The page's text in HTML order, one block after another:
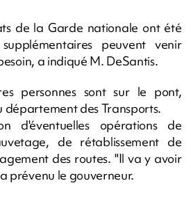
de la Garde nationale ont été
peuvent venir
a indiqué M. DeSantis.
personnes sont sur le pont,
département des Transports.
d'éventuelles opérations de
de rétablissement de
des routes. "Il va y avoir
prévenu le gouverneur.